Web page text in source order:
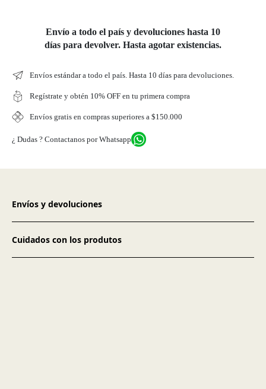
Envío a todo el país y devoluciones hasta 10
días para devolver. Hasta agotar existencias.
Envíos estándar a todo el país. Hasta 10 días para devoluciones.
Regístrate y obtén 10% OFF en tu primera compra
Envíos gratis en compras superiores a $150.000
¿ Dudas ? Contactanos por Whatsapp
Envíos y devoluciones
Cuidados con los produtos